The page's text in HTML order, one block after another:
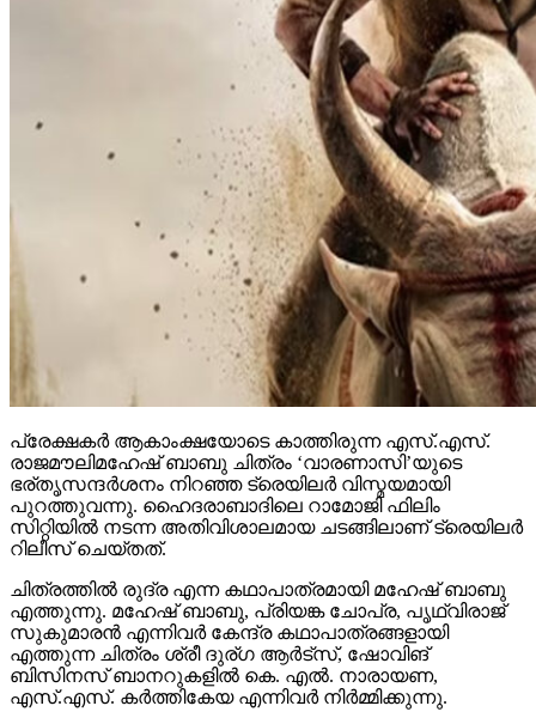
പ്രേക്ഷകര്‍ ആകാംക്ഷയോടെ കാത്തിരുന്ന എസ്.എസ്.
രാജമൗലിമഹേഷ് ബാബു ചിത്രം ‘വാരണാസി’യുടെ
ഭര്തൃസന്ദര്‍ശനം നിറഞ്ഞ ട്രെയിലര്‍ വിസ്മയമായി
പുറത്തുവന്നു. ഹൈദരാബാദിലെ റാമോജി ഫിലിം
സിറ്റിയില്‍ നടന്ന അതിവിശാലമായ ചടങ്ങിലാണ് ട്രെയിലര്‍
റിലീസ് ചെയ്തത്.
ചിത്രത്തില്‍ രുദ്ര എന്ന കഥാപാത്രമായി മഹേഷ് ബാബു
എത്തുന്നു. മഹേഷ് ബാബു, പ്രിയങ്ക ചോപ്ര, പൃഥ്വിരാജ്
സുകുമാരന്‍ എന്നിവര്‍ കേന്ദ്ര കഥാപാത്രങ്ങളായി
എത്തുന്ന ചിത്രം ശ്രീ ദുര്ഗ ആര്‍ട്‌സ്, ഷോവിങ്
ബിസിനസ് ബാനറുകളില്‍ കെ. എല്‍. നാരായണ,
എസ്.എസ്. കര്‍ത്തികേയ എന്നിവര്‍ നിര്‍മ്മിക്കുന്നു.